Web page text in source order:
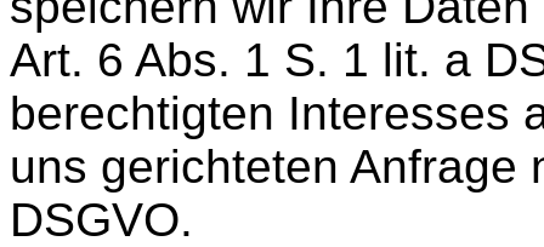
Art. 6 Abs. 1 S. 1 lit. a
berechtigten Interesses
uns gerichteten Anfrage
DSGVO.